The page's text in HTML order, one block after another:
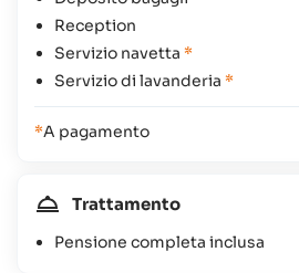
Reception
Servizio navetta *
Servizio di lavanderia *
*A pagamento
Trattamento
Pensione completa inclusa